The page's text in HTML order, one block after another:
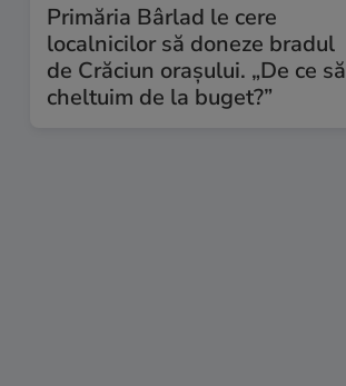
Primăria Bârlad le cere
localnicilor să doneze bradul
de Crăciun orașului. „De ce să
cheltuim de la buget?”